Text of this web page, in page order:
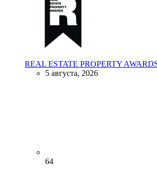
REAL ESTATE PROPERTY
5 августа, 2026
64